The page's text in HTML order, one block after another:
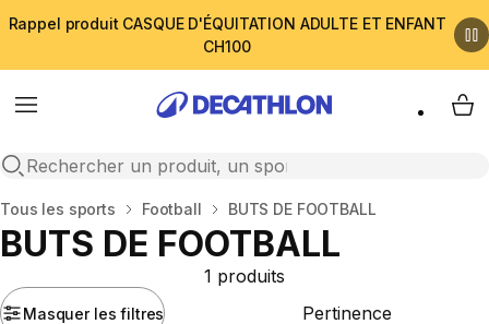
Rappel produit CASQUE D'ÉQUITATION ADULTE ET ENFANT
CH100
Menu
Open search
My
Accueil
Tous les sports Football BUTS DE FOOTBALL
BUTS DE FOOTBALL
Masquer les filtres
1 produits
Trier par :(optional)